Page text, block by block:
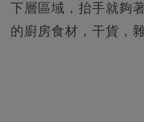
下層區域，抬手就夠
的廚房食材，干貨，